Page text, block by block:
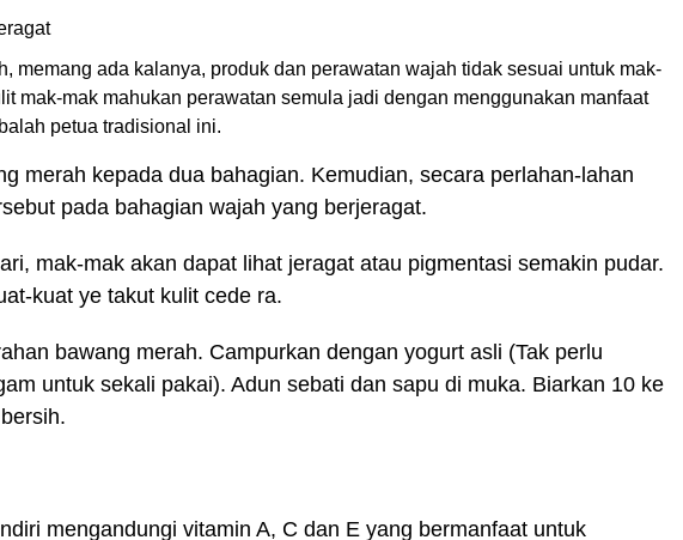
memang ada kalanya, produk dan perawatan wajah tidak sesuai untuk mak-
mak-mak mahukan perawatan semula jadi dengan menggunakan manfaat
petua tradisional ini.
merah kepada dua bahagian. Kemudian, secara perlahan-lahan
pada bahagian wajah yang berjeragat.
mak-mak akan dapat lihat jeragat atau pigmentasi semakin pudar.
kuat ye takut kulit cede ra.
bawang merah. Campurkan dengan yogurt asli (Tak perlu
untuk sekali pakai). Adun sebati dan sapu di muka. Biarkan 10 ke
mengandungi vitamin A, C dan E yang bermanfaat untuk